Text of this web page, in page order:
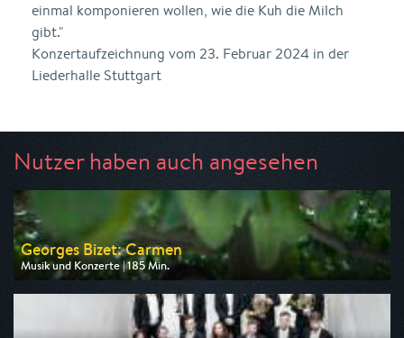
einmal komponieren wollen, wie die Kuh die Milch
gibt."
Konzertaufzeichnung vom 23. Februar 2024 in der
Liederhalle Stuttgart
Nutzer haben auch angesehen
Georges Bizet: Carmen
Musik und Konzerte | 185 Min.
Ausgestrahlt von arte
am 08.08.2026, 21:45